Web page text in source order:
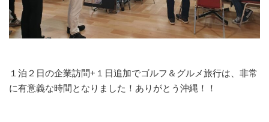
１泊２日の企業訪問+１日追加でゴルフ＆グルメ旅行は、非常
に有意義な時間となりました！ありがとう沖縄！！